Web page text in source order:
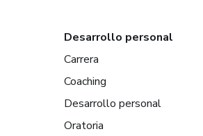
Desarrollo personal
Carrera
Coaching
Desarrollo personal
Oratoria